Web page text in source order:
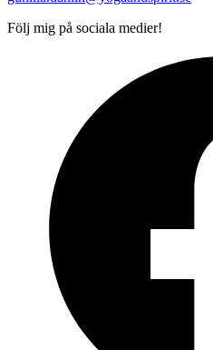
Följ mig på sociala medier!